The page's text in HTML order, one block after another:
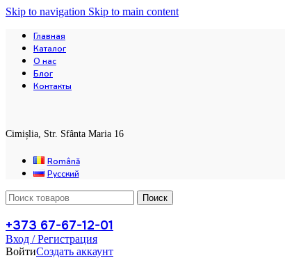
Skip to navigation Skip to main content
Главная
Каталог
О нас
Блог
Контакты
Cimișlia, Str. Sfânta Maria 16
Română
Русский
Поиск
+373 67-67-12-01
Вход / Регистрация
ВойтиСоздать аккаунт